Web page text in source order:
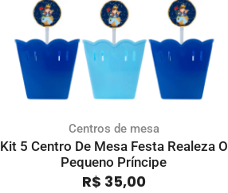
Centros de mesa
Kit 5 Centro De Mesa Festa Realeza O
Pequeno Príncipe
R$ 35,00